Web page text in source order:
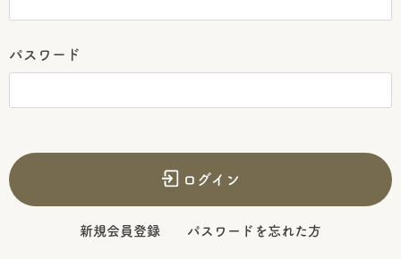
パスワード
ログイン
新規会員登録 パスワードを忘れた方